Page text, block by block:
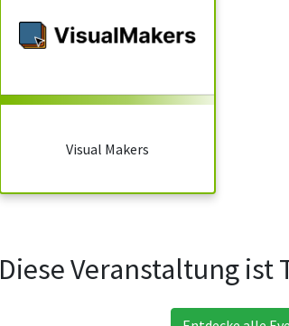
Visual Makers
Diese Veranstaltung